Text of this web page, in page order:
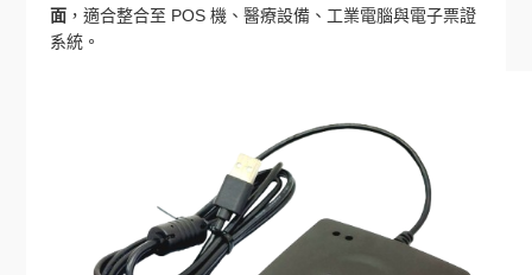
面 ，適合整合至 POS 機、醫療設備、工業電腦與電子票證
系統。